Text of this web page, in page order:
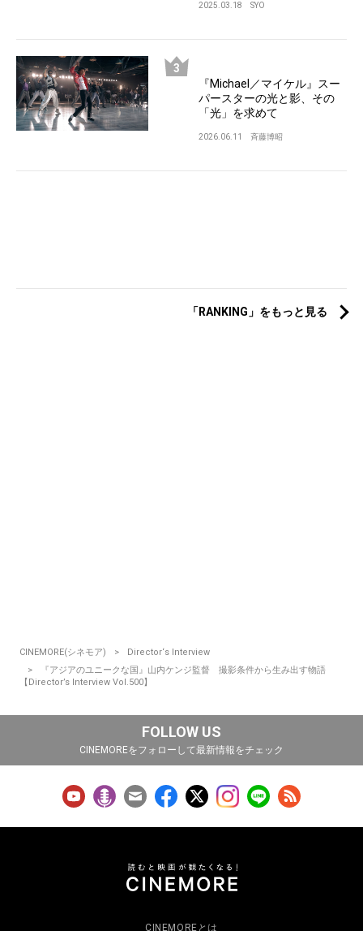
2025.03.18 SYO
『Michael／マイケル』スー
パースターの光と影、その
「光」を求めて
2026.06.11 斉藤博昭
「RANKING」をもっと見る
CINEMORE(シネモア)
Director‘s Interview
『アジアのユニークな国』山内ケンジ監督 撮影条件から生み出す物語
【Director’s Interview Vol.500】
FOLLOW US
CINEMOREをフォローして最新情報をチェック
CINEMOREとは